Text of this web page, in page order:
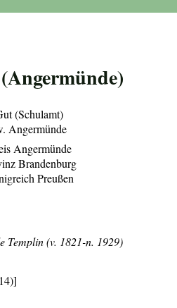
(Schulamt)
Angermünde
Angermünde
Brandenburg
Preußen
Templin (v. 1821-n. 1929)